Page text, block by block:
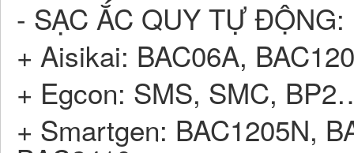
- SẠC ẮC QUY TỰ ĐỘNG:
+ Aisikai: BAC06A,
+ Egcon: SMS, SMC,
+ Smartgen: BAC1205N,